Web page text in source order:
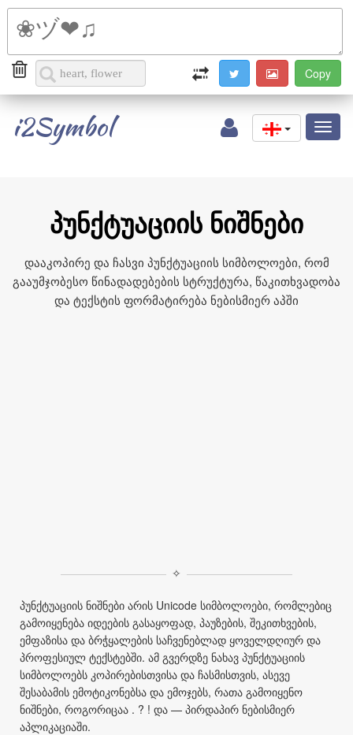
i2Symbol
პუნქტუაციის ნიშნები
დააკოპირე და ჩასვი პუნქტუაციის სიმბოლოები, რომ
გააუმჯობესო წინადადებების სტრუქტურა, წაკითხვადობა
და ტექსტის ფორმატირება ნებისმიერ აპში
✧
პუნქტუაციის ნიშნები არის Unicode სიმბოლოები, რომლებიც
გამოიყენება იდეების გასაყოფად, პაუზების, შეკითხვების,
ემფაზისა და ბრჭყალების საჩვენებლად ყოველდღიურ და
პროფესიულ ტექსტებში. ამ გვერდზე ნახავ პუნქტუაციის
სიმბოლოებს კოპირებისთვისა და ჩასმისთვის, ასევე
შესაბამის ემოტიკონებსა და ემოჯებს, რათა გამოიყენო
ნიშნები, როგორიცაა . ? ! და — პირდაპირ ნებისმიერ
აპლიკაციაში.